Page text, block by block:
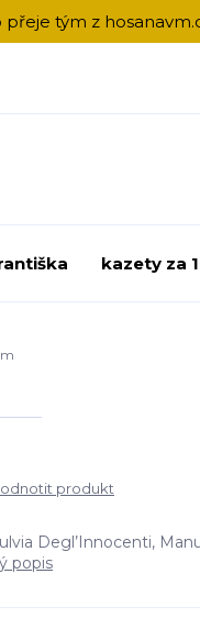
tým z
kazety za
produkt
Degl’Innocenti,
popis